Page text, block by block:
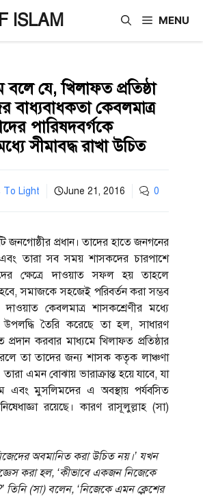
ISLAM MENU
যে, খিলাফত প্রতিষ্ঠা
বাধ্যবাধকতা কেবলমাত্র
পারিষদবর্গকে
সীমাবদ্ধ রাখা উচিত
To Light June 21, 2016 0
প্রধান। তাদের হাতে জনগনের
তারা সব সময় শাসকদের চারপাশে
ক্ষেত্রে দাওয়াত সফল হয় তাহলে
সমাজকে সহজেই পরিবর্তন করা সম্ভব
দাওয়াত কেবলমাত্র শাসকশ্রেণীর মধ্যে
উপলদ্ধি তৈরি করেছে তা হল, সাধারণ
করবার মাধ্যমে খিলাফত প্রতিষ্ঠার
তা তাদের জন্য শাসক কতৃক লাঞ্চণা
এমন বোঝায় ভারাক্রান্ত হয়ে যাবে, যা
এবং মুসলিমদের এ অবস্থায় পর্যবসিত
রয়েছে। কারণ রাসূলুল্লাহ (সা)
অবমানিত করা উচিত নয়।’ যখন
করা হল, ‘কীভাবে একজন নিজেকে
তিনি (সা) বলেন, ‘নিজেকে এমন ক্লেশের